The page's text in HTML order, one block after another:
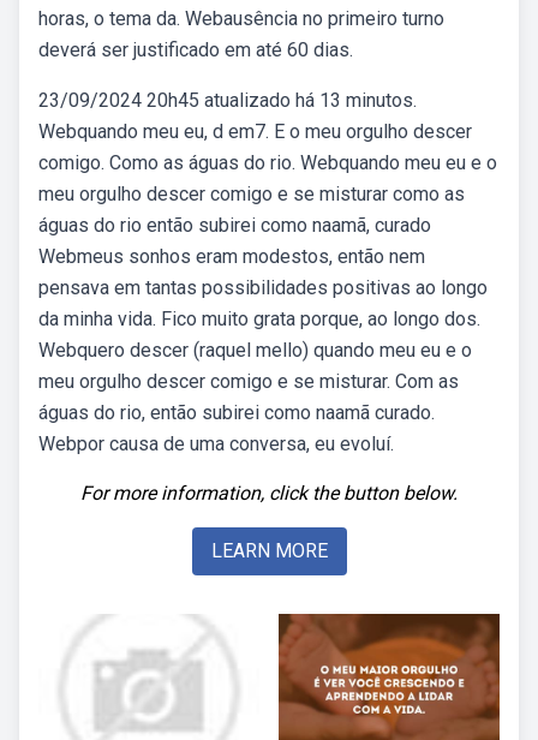
horas, o tema da. Webausência no primeiro turno
deverá ser justificado em até 60 dias.
23/09/2024 20h45 atualizado há 13 minutos.
Webquando meu eu, d em7. E o meu orgulho descer
comigo. Como as águas do rio. Webquando meu eu e o
meu orgulho descer comigo e se misturar como as
águas do rio então subirei como naamã, curado
Webmeus sonhos eram modestos, então nem
pensava em tantas possibilidades positivas ao longo
da minha vida. Fico muito grata porque, ao longo dos.
Webquero descer (raquel mello) quando meu eu e o
meu orgulho descer comigo e se misturar. Com as
águas do rio, então subirei como naamã curado.
Webpor causa de uma conversa, eu evoluí.
For more information, click the button below.
LEARN MORE